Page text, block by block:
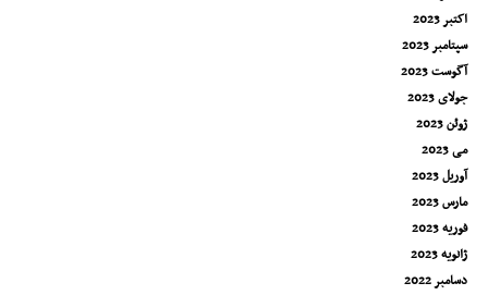
اکتبر 2023
سپتامبر 2023
آگوست 2023
جولای 2023
ژوئن 2023
می 2023
آوریل 2023
مارس 2023
فوریه 2023
ژانویه 2023
دسامبر 2022